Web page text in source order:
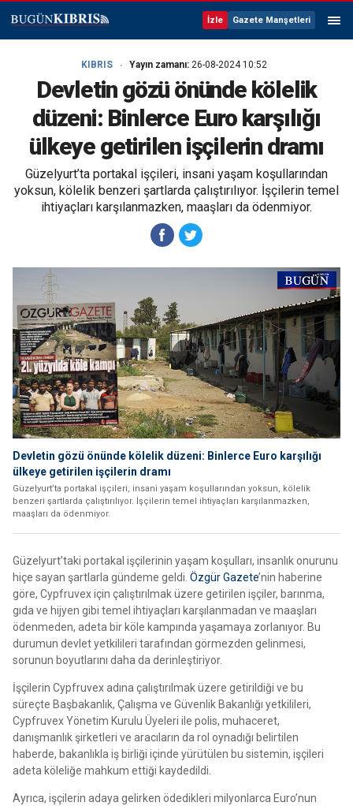
İzle Gazete Manşetleri
KIBRIS Yayın zamanı: 26-08-2024 10:52
Devletin gözü önünde kölelik
düzeni: Binlerce Euro karşılığı
ülkeye getirilen işçilerin dramı
Güzelyurt’ta portakal işçileri, insani yaşam koşullarından
yoksun, kölelik benzeri şartlarda çalıştırılıyor. İşçilerin temel
ihtiyaçları karşılanmazken, maaşları da ödenmiyor.
Devletin gözü önünde kölelik düzeni: Binlerce Euro karşılığı
ülkeye getirilen işçilerin dramı
Güzelyurt’ta portakal işçileri, insani yaşam koşullarından yoksun, kölelik
benzeri şartlarda çalıştırılıyor. İşçilerin temel ihtiyaçları karşılanmazken,
maaşları da ödenmiyor.
Güzelyurt’taki portakal işçilerinin yaşam koşulları, insanlık onurunu
hiçe sayan şartlarla gündeme geldi. Özgür Gazete’nin haberine
göre, Cypfruvex için çalıştırılmak üzere getirilen işçiler, barınma,
gıda ve hijyen gibi temel ihtiyaçları karşılanmadan ve maaşları
ödenmeden, adeta bir köle kampında yaşamaya zorlanıyor. Bu
durumun devlet yetkilileri tarafından görmezden gelinmesi,
sorunun boyutlarını daha da derinleştiriyor.
İşçilerin Cypfruvex adına çalıştırılmak üzere getirildiği ve bu
süreçte Başbakanlık, Çalışma ve Güvenlik Bakanlığı yetkilileri,
Cypfruvex Yönetim Kurulu Üyeleri ile polis, muhaceret,
danışmanlık şirketleri ve aracıların da rol oynadığı belirtilen
haberde, bakanlıkla iş birliği içinde yürütülen bu sistemin, işçileri
adeta köleliğe mahkum ettiği kaydedildi.
Ayrıca, işçilerin adaya gelirken ödedikleri milyonlarca Euro’nun